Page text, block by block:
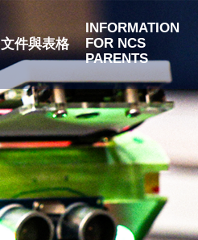
文件與表格
INFORMATION
FOR NCS
PARENTS